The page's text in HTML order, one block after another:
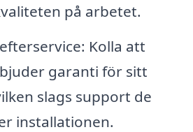
på arbetet.
Kolla att
garanti för sitt
slags support de
installationen.